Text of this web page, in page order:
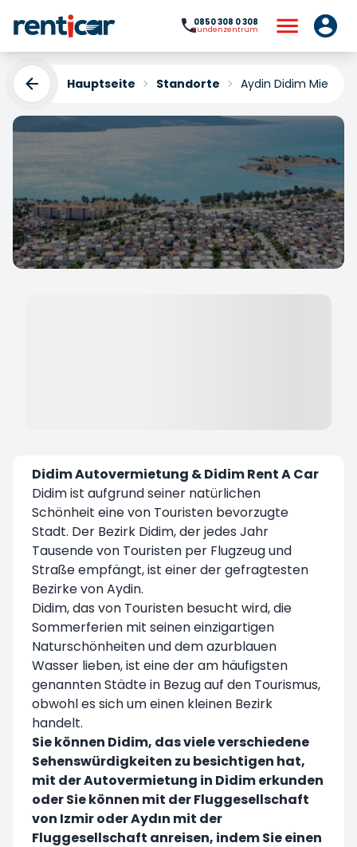
0850 308 0 308
Kundenzentrum
Hauptseite Standorte Aydin Didim
Aydin Didim Mietwagen
Didim Autovermietung & Didim Rent A Car
Didim ist aufgrund seiner natürlichen
Schönheit eine von Touristen bevorzugte
Stadt. Der Bezirk Didim, der jedes Jahr
Tausende von Touristen per Flugzeug und
Straße empfängt, ist einer der gefragtesten
Bezirke von Aydin.
Didim, das von Touristen besucht wird, die
Sommerferien mit seinen einzigartigen
Naturschönheiten und dem azurblauen
Wasser lieben, ist eine der am häufigsten
genannten Städte in Bezug auf den Tourismus,
obwohl es sich um einen kleinen Bezirk
handelt.
Sie können Didim, das viele verschiedene
Sehenswürdigkeiten zu besichtigen hat,
mit der Autovermietung in Didim erkunden
oder Sie können mit der Fluggesellschaft
von Izmir oderAydın mit der
Fluggesellschaft anreisen, indem Sie einen